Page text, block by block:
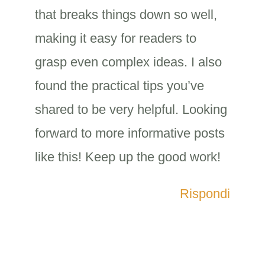
that breaks things down so well,
making it easy for readers to
grasp even complex ideas. I also
found the practical tips you’ve
shared to be very helpful. Looking
forward to more informative posts
like this! Keep up the good work!
Rispondi